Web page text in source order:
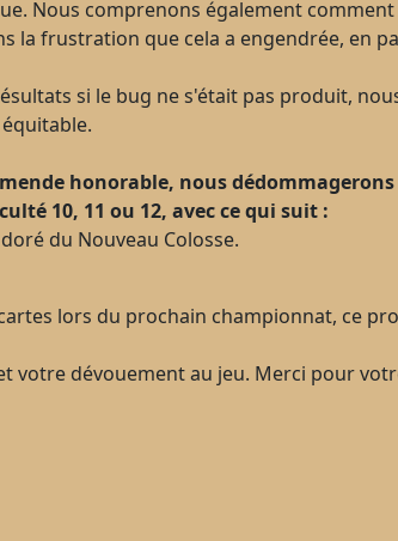
Nous comprenons également
la frustration que cela a engendrée, en
si le bug ne s'était pas produit,
honorable, nous
10, 11 ou 12, avec ce qui suit :
du Nouveau Colosse.
lors du prochain championnat, ce
votre dévouement au jeu. Merci pour